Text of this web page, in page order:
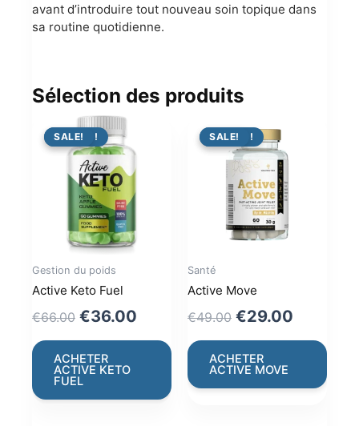
avant d’introduire tout nouveau soin topique dans
sa routine quotidienne.
Sélection des produits
PROMO !
SALE!
Gestion du poids
Active Keto Fuel
€66.00 Original
price
was:
€66.00.
€36.00 Current
price
€36.00.
ACHETER
ACTIVE KETO
FUEL
PROMO !
SALE!
Santé
Active Move
€49.00 Original
price
was:
€49.00.
€29.00
price
€29.00.
ACHETER
ACTIVE MOVE